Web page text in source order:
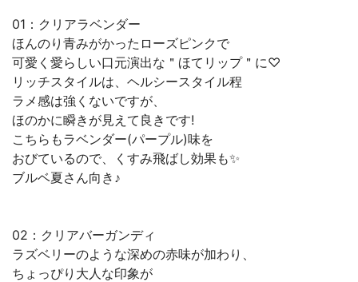
01：クリアラベンダー
ほんのり青みがかったローズピンクで
可愛く愛らしい口元演出な＂ほてリップ＂に♡
リッチスタイルは、ヘルシースタイル程
ラメ感は強くないですが、
ほのかに瞬きが見えて良きです!
こちらもラベンダー(パープル)味を
おびているので、くすみ飛ばし効果も✨
ブルベ夏さん向き♪
02：クリアバーガンディ
ラズベリーのような深めの赤味が加わり、
ちょっぴり大人な印象が